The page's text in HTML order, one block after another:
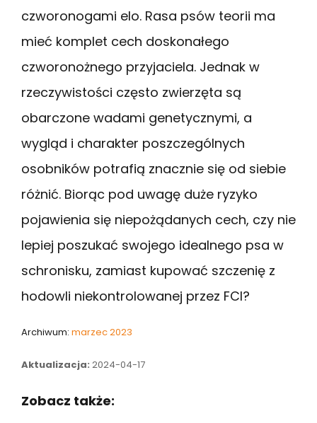
czworonogami elo. Rasa psów teorii ma
mieć komplet cech doskonałego
czworonożnego przyjaciela. Jednak w
rzeczywistości często zwierzęta są
obarczone wadami genetycznymi, a
wygląd i charakter poszczególnych
osobników potrafią znacznie się od siebie
różnić. Biorąc pod uwagę duże ryzyko
pojawienia się niepożądanych cech, czy nie
lepiej poszukać swojego idealnego psa w
schronisku, zamiast kupować szczenię z
hodowli niekontrolowanej przez FCI?
Archiwum: marzec 2023
Aktualizacja: 2024-04-17
Zobacz także: